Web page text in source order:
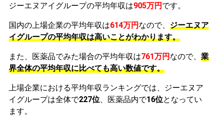
ジーエヌアイグループの平均年収は905万円 です。
国内の上場企業の平均年収は614万円 なので、 ジーエヌア
イグループの平均年収は高いことがわかります。
また、医薬品でみた場合の平均年収は761万円 なので、 業
界全体の平均年収に比べても高い数値です。
上場企業における平均年収ランキングでは、ジーエヌア
イグループは全体で227位、医薬品内で16位となってい
ます。